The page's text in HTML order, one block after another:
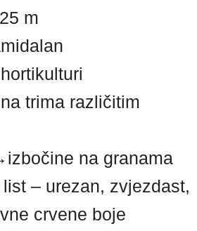
m
trima različitim
na granama
– urezan, zvjezdast,
crvene boje